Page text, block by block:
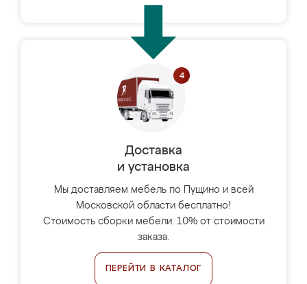
Доставка
и установка
Мы доставляем мебель по Пущино и всей
Московской области бесплатно!
Стоимость сборки мебели: 10% от стоимости
заказа.
ПЕРЕЙТИ В КАТАЛОГ